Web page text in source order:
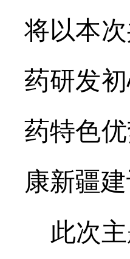
将以本
药研发
药特色
康新疆建
此次